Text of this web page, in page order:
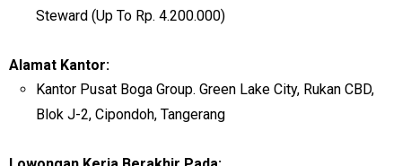
Steward (Up To Rp. 4.200.000)
Alamat Kantor:
Kantor Pusat Boga Group. Green Lake City, Rukan CBD,
Blok J-2, Cipondoh, Tangerang